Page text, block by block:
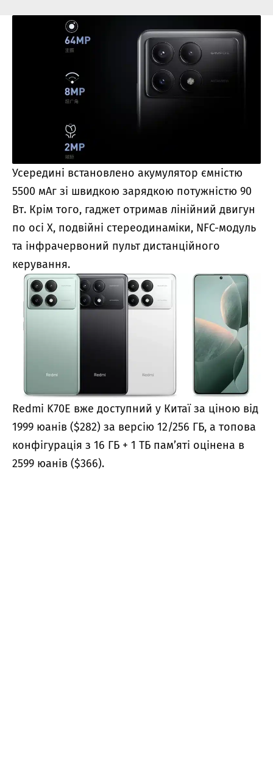
Усередині встановлено акумулятор ємністю
5500 мАг зі швидкою зарядкою потужністю 90
Вт. Крім того, гаджет отримав лінійний двигун
по осі X, подвійні стереодинаміки, NFC-модуль
та інфрачервоний пульт дистанційного
керування.
Redmi K70E вже доступний у Китаї за ціною від
1999 юанів ($282) за версію 12/256 ГБ, а топова
конфігурація з 16 ГБ + 1 ТБ пам’яті оцінена в
2599 юанів ($366).